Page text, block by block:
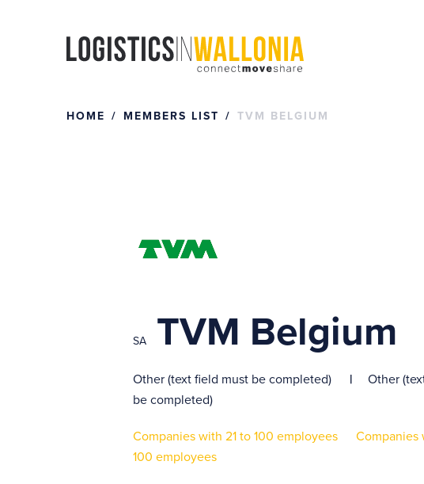
HOME MEMBERS LIST TVM BELGIUM
SA TVM Belgium
Other (text field must be completed)
Other
be completed)
Companies with 21 to 100 employees
Companies
100 employees